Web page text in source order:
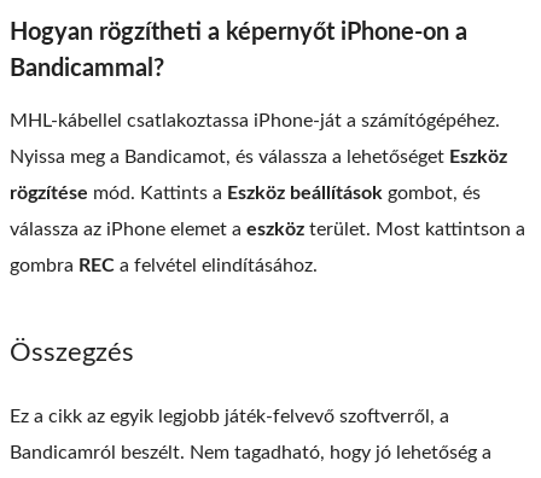
Hogyan rögzítheti a képernyőt iPhone-on a
Bandicammal?
MHL-kábellel csatlakoztassa iPhone-ját a számítógépéhez.
Nyissa meg a Bandicamot, és válassza a lehetőséget Eszköz
rögzítése mód. Kattints a Eszköz beállítások gombot, és
válassza az iPhone elemet a eszköz terület. Most kattintson a
gombra REC a felvétel elindításához.
Összegzés
Ez a cikk az egyik legjobb játék-felvevő szoftverről, a
Bandicamról beszélt. Nem tagadható, hogy jó lehetőség a